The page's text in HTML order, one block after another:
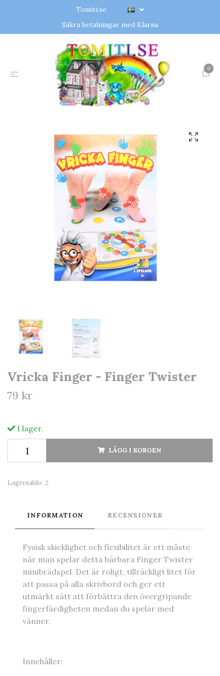
Tomiti.se
Säkra betalningar med Klarna
0
Vricka Finger - Finger Twister
79 kr
I lager.
LÄGG I KORGEN
Lagersaldo: 2
INFORMATION RECENSIONER
Fysisk skicklighet och flexibilitet är ett måste
när man spelar detta bärbara Finger Twister
minibrädspel. Det är roligt, tillräckligt litet för
att passa på alla skrivbord och ger ett
utmärkt sätt att förbättra den övergripande
fingerfärdigheten medan du spelar med
vänner.
Innehåller: